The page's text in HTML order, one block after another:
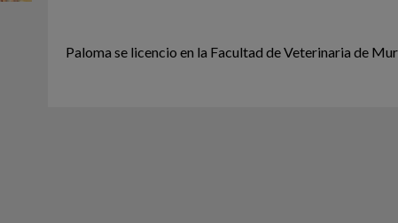
Paloma se licencio en la Facultad de Veterinaria de